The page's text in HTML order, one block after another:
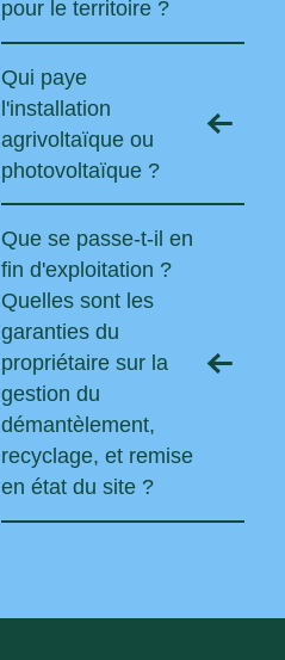
pour le territoire ?
Qui paye
l'installation
agrivoltaïque ou
photovoltaïque ?
Que se passe-t-il en
fin d'exploitation ?
Quelles sont les
garanties du
propriétaire sur la
gestion du
démantèlement,
recyclage, et remise
en état du site ?